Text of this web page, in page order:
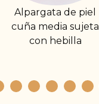
Alpargata
linette en